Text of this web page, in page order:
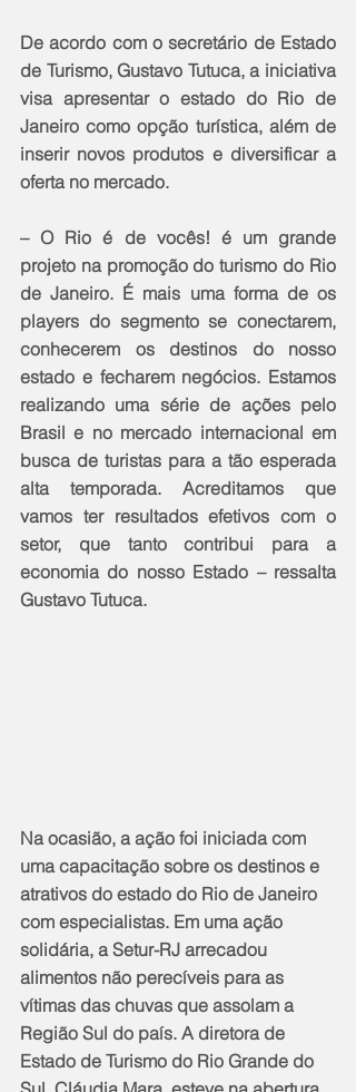
De acordo com o secretário de Estado
de Turismo, Gustavo Tutuca, a iniciativa
visa apresentar o estado do Rio de
Janeiro como opção turística, além de
inserir novos produtos e diversificar a
oferta no mercado.
– O Rio é de vocês! é um grande
projeto na promoção do turismo do Rio
de Janeiro. É mais uma forma de os
players do segmento se conectarem,
conhecerem os destinos do nosso
estado e fecharem negócios. Estamos
realizando uma série de ações pelo
Brasil e no mercado internacional em
busca de turistas para a tão esperada
alta temporada. Acreditamos que
vamos ter resultados efetivos com o
setor, que tanto contribui para a
economia do nosso Estado – ressalta
Gustavo Tutuca.
Na ocasião, a ação foi iniciada com
uma capacitação sobre os destinos e
atrativos do estado do Rio de Janeiro
com especialistas. Em uma ação
solidária, a Setur-RJ arrecadou
alimentos não perecíveis para as
vítimas das chuvas que assolam a
Região Sul do país. A diretora de
Estado de Turismo do Rio Grande do